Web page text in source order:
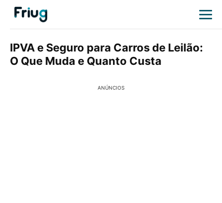
IPVA e Seguro para Carros de Leilão:
O Que Muda e Quanto Custa
ANÚNCIOS